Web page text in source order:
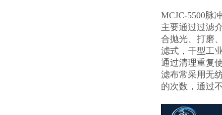
MCJC-5500脉
主要通过过滤
合抛光、打磨
滤式，干型工
通过清理重复
滤布常采用无
的次数，通过